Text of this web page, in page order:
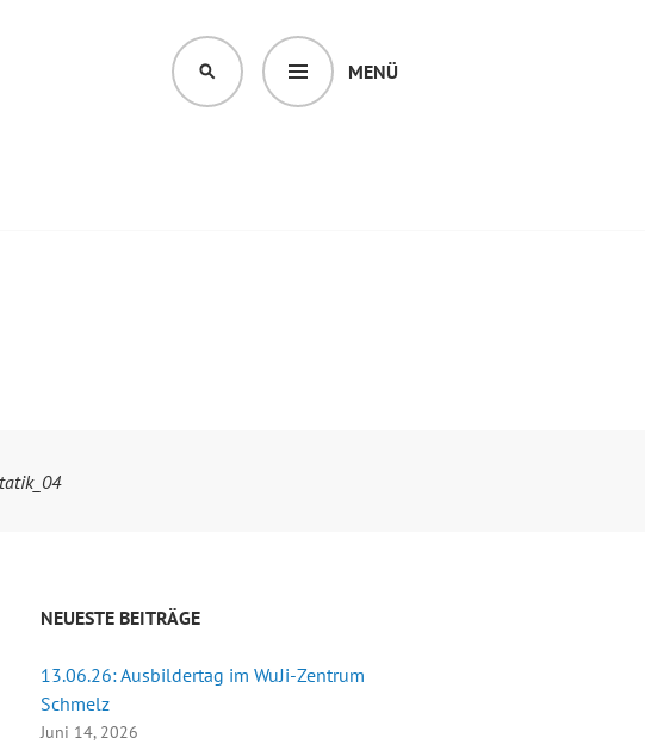
MENÜ
SUCHEN
NEUESTE BEITRÄGE
13.06.26: Ausbildertag im WuJi-Zentrum
Schmelz
Juni 14, 2026